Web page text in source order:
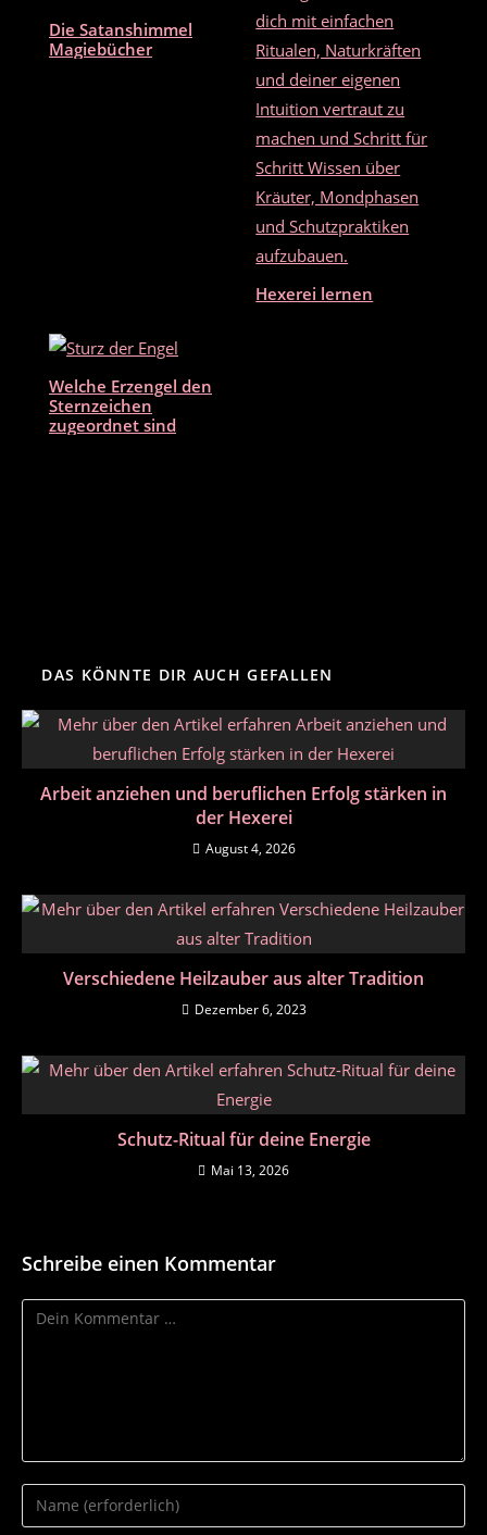
o
k
Die Satanshimmel
Magiebücher
Hexerei lernen
Welche Erzengel den
Sternzeichen
zugeordnet sind
DAS KÖNNTE DIR AUCH GEFALLEN
Arbeit anziehen und beruflichen Erfolg stärken in
der Hexerei
August 4, 2026
Verschiedene Heilzauber aus alter Tradition
Dezember 6, 2023
Schutz-Ritual für deine Energie
Mai 13, 2026
Schreibe einen Kommentar
Kommentar
Gib
deinen